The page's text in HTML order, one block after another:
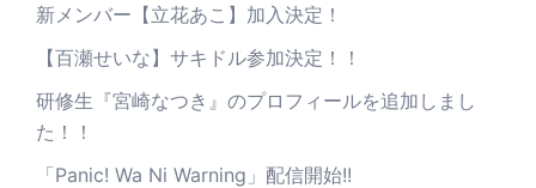
新メンバー【立花あこ】加入決定！
【百瀬せいな】サキドル参加決定！！
研修生『宮崎なつき』のプロフィールを追加しまし
た！！
「Panic! Wa Ni Warning」配信開始!!